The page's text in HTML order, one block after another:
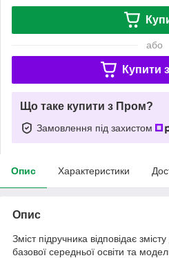
або
Купити з
Що таке купити з Пром?
Замовлення під захистом
Опис Характеристики
Опис
Зміст підручника відповідає
базової середньої освіти та